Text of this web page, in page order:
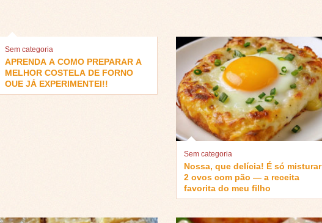
Sem categoria
APRENDA A COMO PREPARAR A
MELHOR COSTELA DE FORNO
QUE JÁ EXPERIMENTEI!!
Sem categoria
Nossa, que delícia! É só misturar
2 ovos com pão — a receita
favorita do meu filho